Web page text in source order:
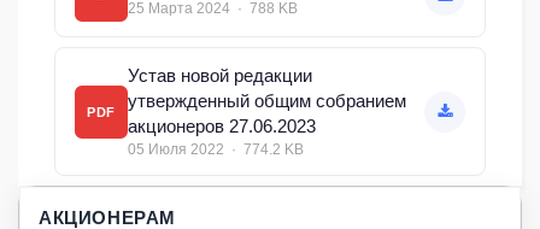
25 Марта 2024 · 788 KB
PDF
Устав новой редакции
утвержденный общим собранием
акционеров 27.06.2023
05 Июля 2022 · 774.2 KB
АКЦИОНЕРАМ